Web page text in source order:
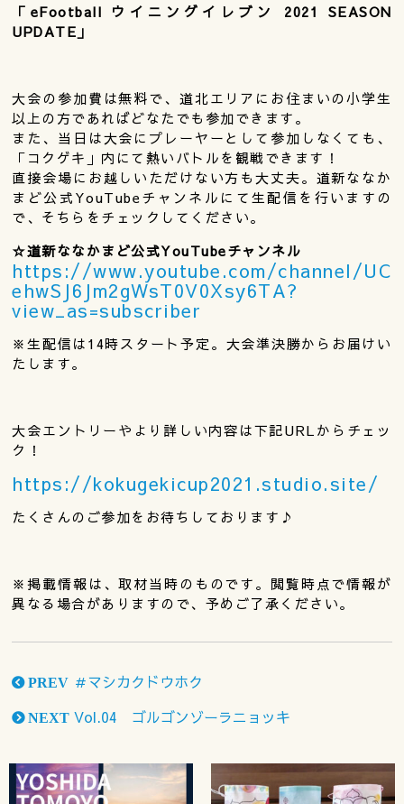
「eFootball ウイニングイレブン 2021 SEASON
UPDATE」
大会の参加費は無料で、道北エリアにお住まいの小学生
以上の方であればどなたでも参加できます。
また、当日は大会にプレーヤーとして参加しなくても、
「コクゲキ」内にて熱いバトルを観戦できます！
直接会場にお越しいただけない方も大丈夫。道新ななか
まど公式YouTubeチャンネルにて生配信を行いますの
で、そちらをチェックしてください。
☆道新ななかまど公式YouTubeチャンネル
https://www.youtube.com/channel/UC
ehwSJ6Jm2gWsT0V0Xsy6TA?
view_as=subscriber
※生配信は14時スタート予定。大会準決勝からお届けい
たします。
大会エントリーやより詳しい内容は下記URLからチェッ
ク！
https://kokugekicup2021.studio.site/
たくさんのご参加をお待ちしております♪
※掲載情報は、取材当時のものです。閲覧時点で情報が
異なる場合がありますので、予めご了承ください。
PREV ＃マシカクドウホク
NEXT Vol.04 ゴルゴンゾーラニョッキ